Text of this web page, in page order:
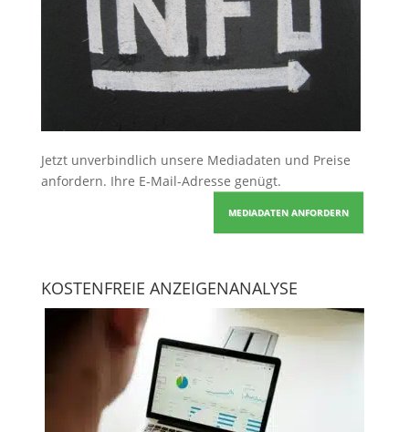
Jetzt unverbindlich unsere Mediadaten und Preise
anfordern. Ihre E-Mail-Adresse genügt.
MEDIADATEN ANFORDERN
KOSTENFREIE ANZEIGENANALYSE